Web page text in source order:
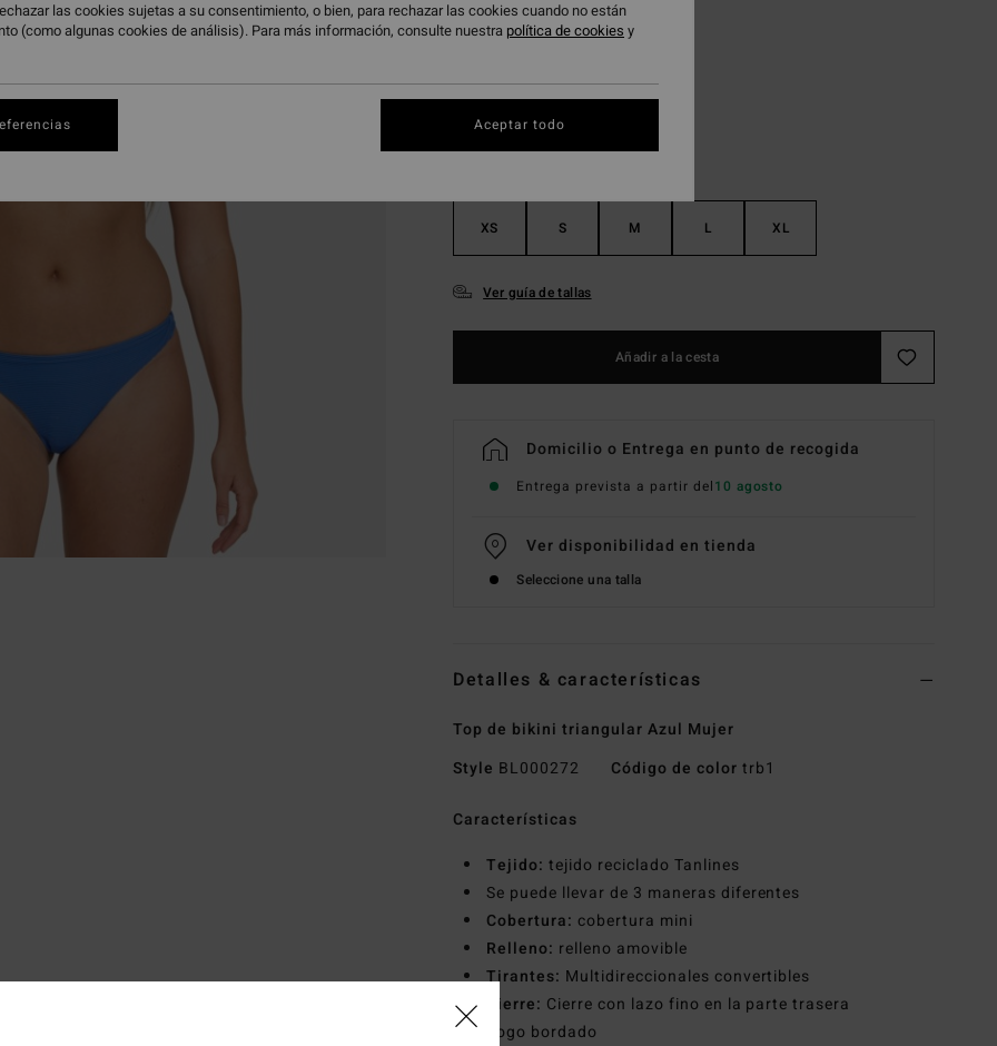
True Blue
XS S M L XL
Ver guía de tallas
Añadir a la cesta
Domicilio o Entrega en punto de recogida
Entrega prevista a partir del10 agosto
Ver disponibilidad en tienda
Seleccione una talla
Detalles & características
Top de bikini triangular Azul Mujer
Style BL000272 Código de color trb1
Características
Tejido:tejido reciclado Tanlines
Se puede llevar de 3 maneras diferentes
Cobertura: cobertura mini
Relleno: relleno amovible
Tirantes: Multidireccionales convertibles
Cierre: Cierre con lazo fino en la parte trasera
Logo bordado
las cookies sujetas a su consentimiento, o bien, para rechazar las cookies cuando no están
(como algunas cookies de análisis). Para más información, consulte nuestra política de cookies y
Aceptar todo